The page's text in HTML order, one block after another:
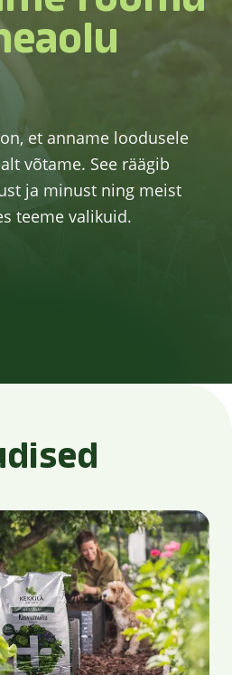
et anname loodusele
võtame. See räägib
ja minust ning meist
teeme valikuid.